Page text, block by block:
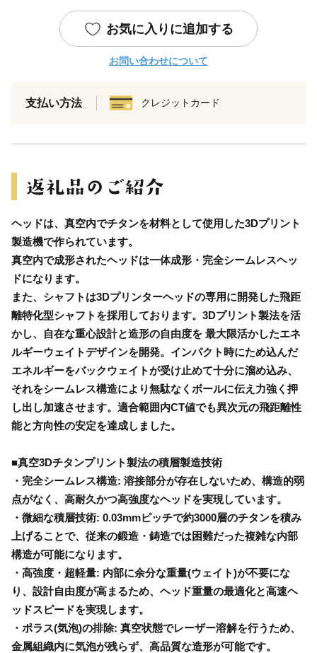
お気に入りに追加する
お問い合わせについて
支払い方法 クレジットカード
ヘッドは、真空内でチタンを材料として使用した3Dプリント
製造機で作られています。
真空内で成形されたヘッドは一体成形・完全シームレスヘッ
ドになります。
また、シャフトは3Dプリンターヘッドの専用に開発した飛距
離特化型シャフトを採用しております。3Dプリント製法を活
かし、自在な重心設計と造形の自由度を 最大限活かしたエネ
ルギーウェイトデザインを開発。インパクト時にため込んだ
エネルギーをバックウェイトが受け止めて十分に溜め込み、
それをシームレス構造により無駄なくボールに伝え力強く押
し出し加速させます。適合範囲内CT値でも異次元の飛距離性
能と方向性の安定を達成しました。
■真空3Dチタンプリント製法の積層製造技術
・完全シームレス構造: 溶接部分が存在しないため、構造的弱
点がなく、高耐久かつ高強度なヘッドを実現しています。
・微細な積層技術: 0.03mmピッチで約3000層のチタンを積み
上げることで、従来の鍛造・鋳造では困難だった複雑な内部
構造が可能になります。
・高強度・超軽量: 内部に余分な重量(ウェイト)が不要にな
り、設計自由度が高まるため、ヘッド重量の最適化と高速ヘ
ッドスピードを実現します。
・ポラス(気泡)の排除: 真空状態でレーザー溶解を行うため、
金属組織内に気泡が残らず、高品質な造形が可能です。